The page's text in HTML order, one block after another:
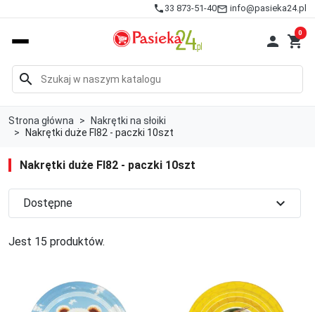
phone 33 873-51-40mail_outline info@pasieka24.pl
 shopping_cart
0
search
Strona główna
Nakrętki na słoiki
Nakrętki duże FI82 - paczki 10szt
Nakrętki duże FI82 - paczki 10szt
Jest 15 produktów.
Dostępne expand_more